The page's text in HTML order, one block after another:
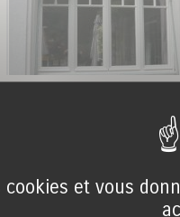
cookies et vous